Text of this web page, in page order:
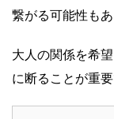
繋がる可能性もあ
大人の関係を希
に断ることが重要